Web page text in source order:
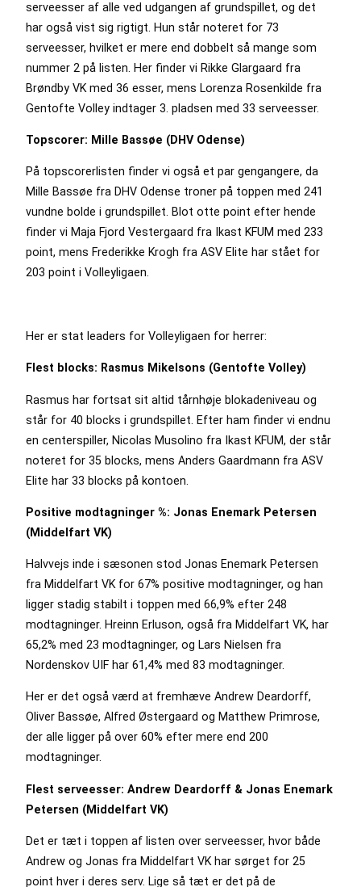
serveesser af alle ved udgangen af grundspillet, og det
har også vist sig rigtigt. Hun står noteret for 73
serveesser, hvilket er mere end dobbelt så mange som
nummer 2 på listen. Her finder vi Rikke Glargaard fra
Brøndby VK med 36 esser, mens Lorenza Rosenkilde fra
Gentofte Volley indtager 3. pladsen med 33 serveesser.
Topscorer: Mille Bassøe (DHV Odense)
På topscorerlisten finder vi også et par gengangere, da
Mille Bassøe fra DHV Odense troner på toppen med 241
vundne bolde i grundspillet. Blot otte point efter hende
finder vi Maja Fjord Vestergaard fra Ikast KFUM med 233
point, mens Frederikke Krogh fra ASV Elite har stået for
203 point i Volleyligaen.
Her er stat leaders for Volleyligaen for herrer:
Flest blocks: Rasmus Mikelsons (Gentofte Volley)
Rasmus har fortsat sit altid tårnhøje blokadeniveau og
står for 40 blocks i grundspillet. Efter ham finder vi endnu
en centerspiller, Nicolas Musolino fra Ikast KFUM, der står
noteret for 35 blocks, mens Anders Gaardmann fra ASV
Elite har 33 blocks på kontoen.
Positive modtagninger %: Jonas Enemark Petersen
(Middelfart VK)
Halvvejs inde i sæsonen stod Jonas Enemark Petersen
fra Middelfart VK for 67% positive modtagninger, og han
ligger stadig stabilt i toppen med 66,9% efter 248
modtagninger. Hreinn Erluson, også fra Middelfart VK, har
65,2% med 23 modtagninger, og Lars Nielsen fra
Nordenskov UIF har 61,4% med 83 modtagninger.
Her er det også værd at fremhæve Andrew Deardorff,
Oliver Bassøe, Alfred Østergaard og Matthew Primrose,
der alle ligger på over 60% efter mere end 200
modtagninger.
Flest serveesser: Andrew Deardorff & Jonas Enemark
Petersen (Middelfart VK)
Det er tæt i toppen af listen over serveesser, hvor både
Andrew og Jonas fra Middelfart VK har sørget for 25
point hver i deres serv. Lige så tæt er det på de